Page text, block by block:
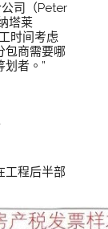
司（Peter
塔莱
时间考虑
包商需要哪
者。”
工程后半部